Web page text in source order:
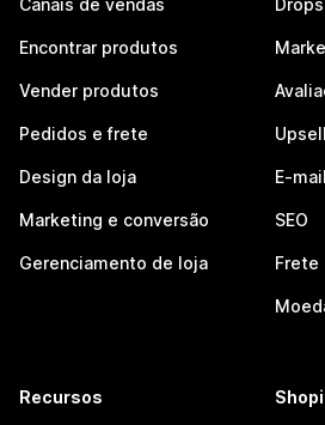
Canais de vendas
Encontrar produtos
Vender produtos
Pedidos e frete
Design da loja
Marketing e conversão
Gerenciamento de loja
E-
SEO
Frete
Recursos